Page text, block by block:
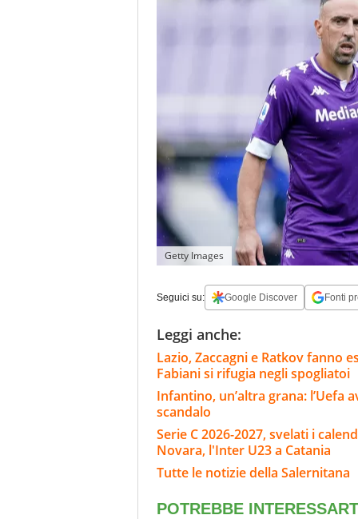
Getty Images
Seguici su: Google Discover Fonti
Leggi anche:
Lazio, Zaccagni e Ratkov fanno
Fabiani si rifugia negli spogliatoi
Infantino, un’altra grana: l’Uefa
scandalo
Serie C 2026-2027, svelati i
Novara, l'Inter U23 a Catania
Tutte le notizie della Salernitana